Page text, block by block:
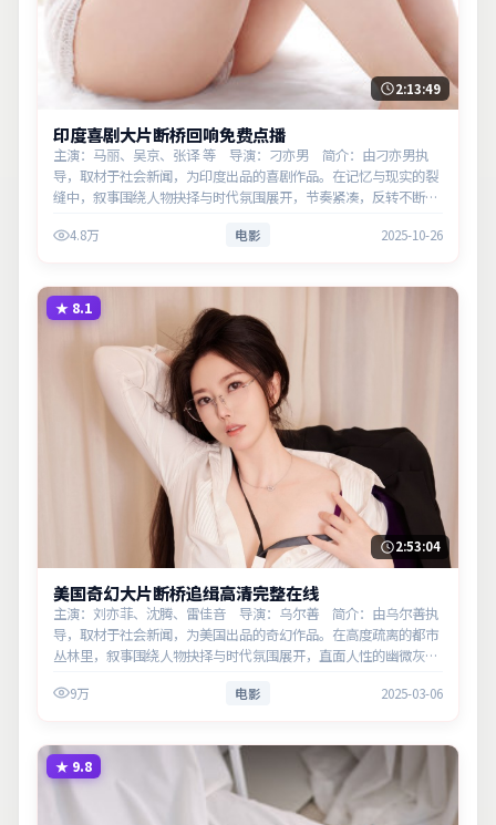
2:13:49
印度喜剧大片断桥回响免费点播
主演：马丽、吴京、张译 等 导演：刁亦男 简介：由刁亦男执
导，取材于社会新闻，为印度出品的喜剧作品。在记忆与现实的裂
缝中，叙事围绕人物抉择与时代氛围展开，节奏紧凑，反转不断。
4.8万 电影 2025-10-26
★ 8.1
2:53:04
美国奇幻大片断桥追缉高清完整在线
主演：刘亦菲、沈腾、雷佳音 导演：乌尔善 简介：由乌尔善执
导，取材于社会新闻，为美国出品的奇幻作品。在高度疏离的都市
丛林里，叙事围绕人物抉择与时代氛围展开，直面人性的幽微灰
9万 电影 2025-03-06
★ 9.8